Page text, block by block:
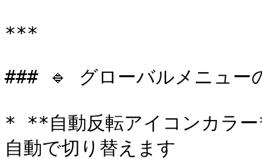
***
### 🔹 グローバルメニュー
* **自動反転アイコンカラ
自動で切り替えます